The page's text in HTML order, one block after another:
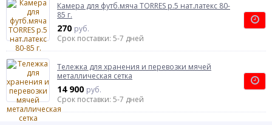
Камера для футб.мяча TORRES р.5 нат.латекс 80-
85 г.
270 руб.
Срок поставки: 5-7 дней
Тележка для хранения и перевозки мячей
металлическая сетка
14 900 руб.
Срок поставки: 5-7 дней